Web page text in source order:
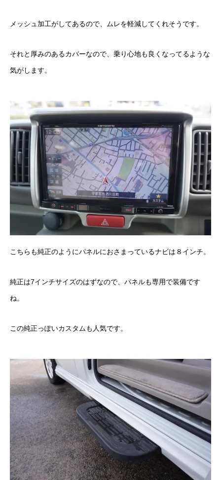
各種手続
保険
お問い合わせ
メッシュ加工がしてあるので、ムレを軽減してくれそうです。
それと厚みのあるカバーなので、乗り心地も良くなってるような
気がします。
こちらも純正のようにパネルにおさまっているナビは８インチ。
純正は7インチサイズのはずなので、パネルも専用で装備です
ね。
この純正っぽいカスタムも人気です。